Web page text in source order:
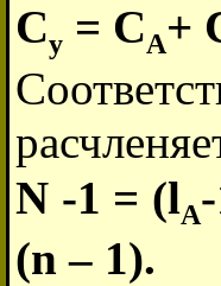
Cy = CA+
N -1 = (lA
(n – 1).